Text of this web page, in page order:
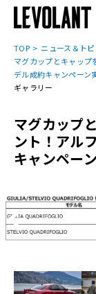
TOP
ニュース＆ト
マグカップとキャップ
デル成約キャンペーン
ギャラリー
マグカップ
ント！アル
キャンペー